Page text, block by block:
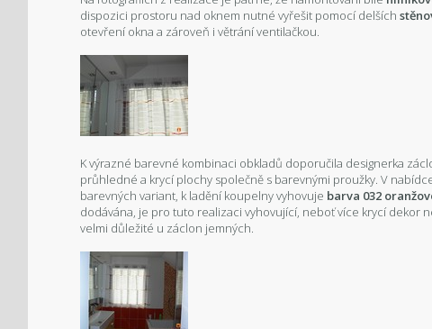
dispozici prostoru nad oknem nutné vyřešit pomocí delších
otevření okna a zároveň i větrání ventilačkou.
K výrazné barevné kombinaci obkladů doporučila designerka
průhledné a krycí plochy společně s barevnými proužky. V
barevných variant, k ladění koupelny vyhovuje barva 032
dodávána, je pro tuto realizaci vyhovující, neboť více krycí dekor
velmi důležité u záclon jemných.